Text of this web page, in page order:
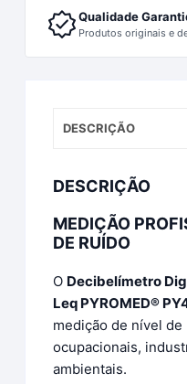
Qualidade
Produtos originais e
DESCRIÇÃO
DESCRIÇÃO
MEDIÇÃO
DE RUÍDO
O Decibelímetro
Leq PYROMED®
medição de nível
ocupacionais,
ambientais.